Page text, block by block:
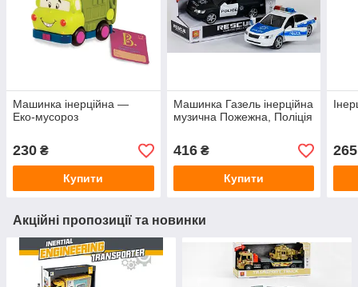
Машинка інерційна —
Еко-мусороз
230 ₴
Купити
Машинка Газель інерційна
музична Пожежна, Поліція
416₴
Купити
265
Акційні пропозиції та новинки